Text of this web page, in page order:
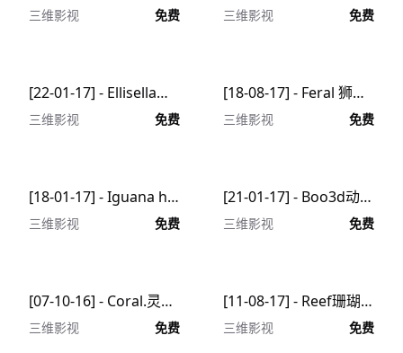
三维影视 免费 三维影视 免费
[22-01-17] - Ellisella有生命力的珊瑚C4D动画工程文件分享
三维影视 免费
[18-08-17] - Feral 狮子的毛发C4D动画工程文件分享
三维影视 免费
[18-01-17] - Iguana head鬣蜥头C4D动画工程文件分享
三维影视 免费
[21-01-17] - Boo3d动植物动漫人物C4D动画工程文件分享
三维影视 免费
[07-10-16] - Coral.灵动的珊瑚C4D动画工程文件分享
三维影视 免费
[11-08-17] - Reef珊瑚礁C4D动画工程文件分享
三维影视 免费